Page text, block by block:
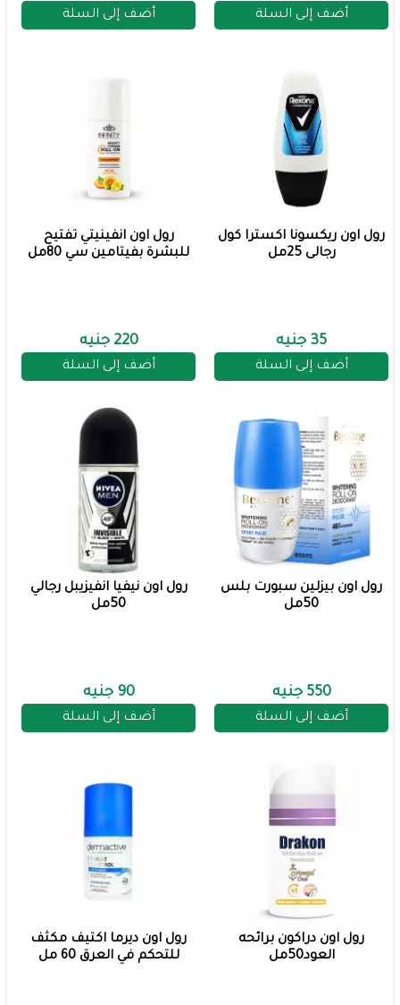
أضف إلى السلة أضف إلى السلة
رول اون ريكسونا اكسترا كول
رجالى 25مل
35 جنيه
أضف إلى السلة
رول اون انفينيتي تفتيح
للبشرة بفيتامين سي 80مل
220 جنيه
أضف إلى السلة
رول اون بيزلين سبورت بلس
50مل
550 جنيه
أضف إلى السلة
رول اون نيفيا انفيزيبل رجالي
50مل
90 جنيه
أضف إلى السلة
رول اون دراكون برائحه
العود50مل
رول اون ديرما اكتيف مكثف
للتحكم في العرق 60 مل